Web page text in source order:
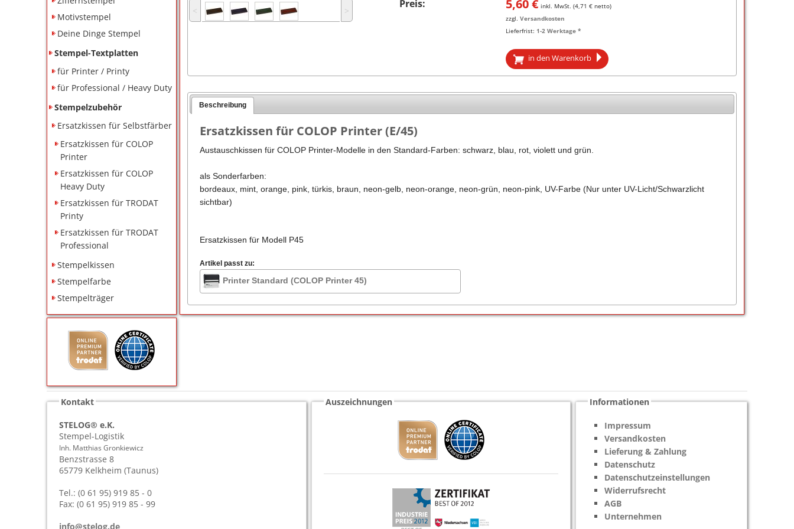
Stempel Kugelschreiber
Taucherstempel
Motivstempel
Deine Dinge Stempel
Stempel-Textplatten
für Printer / Printy
für Professional / Heavy Duty
Stempelzubehör
Ersatzkissen für Selbstfärber
Ersatzkissen für COLOP
Printer
Ersatzkissen für COLOP
Heavy Duty
Ersatzkissen für TRODAT
Printy
Ersatzkissen für TRODAT
Professional
Stempelkissen
Stempelfarbe
Stempelträger
˂ ˃
Preis: 5,60€ inkl. MwSt. (4,71 € netto)
zzgl.Versandkosten
Lieferfrist: 1-2 Werktage *
in den Warenkorb
Beschreibung
Ersatzkissen für COLOP Printer (E/45)
Austauschkissen für COLOP Printer-Modelle in den Standard-Farben: schwarz, blau, rot, violett und grün.
als Sonderfarben:
bordeaux, mint, orange, pink, türkis, braun, neon-gelb, neon-orange, neon-grün, neon-pink, UV-Farbe (Nur unter UV-Licht/Schwarzlicht
sichtbar)
Ersatzkissen für Modell P45
Artikel passt zu:
Printer Standard (COLOP Printer 45)
Kontakt
STELOG® e.K.
Stempel-Logistik
Inh. Matthias Gronkiewicz
Benzstrasse 8
65779 Kelkheim (Taunus)
Tel.: (0 61 95) 919 85 - 0
Fax: (0 61 95) 919 85 - 99
info@stelog.de
Auszeichnungen Informationen
Impressum
Versandkosten
Lieferung & Zahlung
Datenschutz
Datenschutzeinstellungen
Widerrufsrecht
AGB
Unternehmen